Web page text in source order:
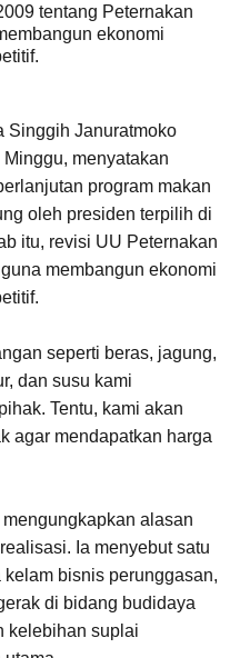
tentang Peternakan
ekonomi
Singgih Januratmoko
menyatakan
program makan
oleh presiden terpilih di
itu, revisi UU Peternakan
membangun ekonomi
seperti beras, jagung,
dan susu kami
Tentu, kami akan
agar mendapatkan harga
alasan
Ia menyebut satu
bisnis perunggasan,
di bidang budidaya
kelebihan suplai